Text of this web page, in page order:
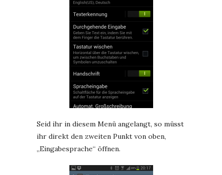
Seid ihr in diesem Menü angelangt, so müsst
ihr direkt den zweiten Punkt von oben,
„Eingabesprache“ öffnen.